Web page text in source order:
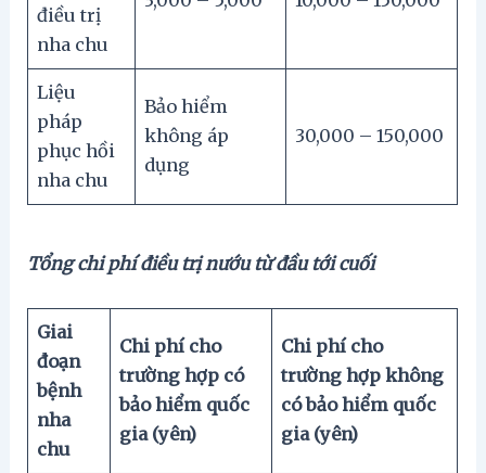
điều trị
nha chu
Liệu
pháp
phục hồi
nha chu
Bảo hiểm
không áp
dụng
30,000 – 150,000
Tổng chi phí điều trị nướu từ đầu tới cuối
Giai
đoạn
bệnh
nha
chu
Chi phí cho
trường hợp có
bảo hiểm quốc
gia (yên)
Chi phí cho
trường hợp không
có bảo hiểm quốc
gia (yên)